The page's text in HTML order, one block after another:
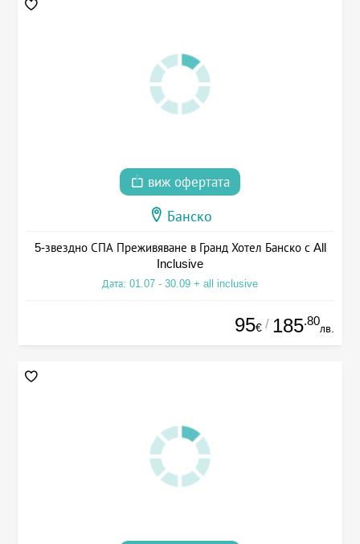
виж офертата
Банско
5-звездно СПА Преживяване в Гранд Хотел Банско с All
Inclusive
Дата: 01.07 - 30.09 + all inclusive
95€ / 185.80
лв.